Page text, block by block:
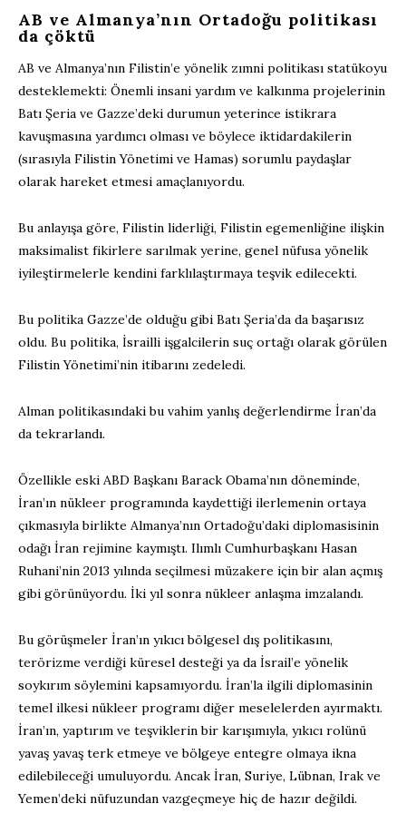
AB ve Almanya’nın Ortadoğu politikası
da çöktü
AB ve Almanya’nın Filistin’e yönelik zımni politikası statükoyu
desteklemekti: Önemli insani yardım ve kalkınma projelerinin
Batı Şeria ve Gazze’deki durumun yeterince istikrara
kavuşmasına yardımcı olması ve böylece iktidardakilerin
(sırasıyla Filistin Yönetimi ve Hamas) sorumlu paydaşlar
olarak hareket etmesi amaçlanıyordu.
Bu anlayışa göre, Filistin liderliği, Filistin egemenliğine ilişkin
maksimalist fikirlere sarılmak yerine, genel nüfusa yönelik
iyileştirmelerle kendini farklılaştırmaya teşvik edilecekti.
Bu politika Gazze’de olduğu gibi Batı Şeria’da da başarısız
oldu. Bu politika, İsrailli işgalcilerin suç ortağı olarak görülen
Filistin Yönetimi’nin itibarını zedeledi.
Alman politikasındaki bu vahim yanlış değerlendirme İran’da
da tekrarlandı.
Özellikle eski ABD Başkanı Barack Obama’nın döneminde,
İran’ın nükleer programında kaydettiği ilerlemenin ortaya
çıkmasıyla birlikte Almanya’nın Ortadoğu’daki diplomasisinin
odağı İran rejimine kaymıştı. Ilımlı Cumhurbaşkanı Hasan
Ruhani’nin 2013 yılında seçilmesi müzakere için bir alan açmış
gibi görünüyordu. İki yıl sonra nükleer anlaşma imzalandı.
Bu görüşmeler İran’ın yıkıcı bölgesel dış politikasını,
terörizme verdiği küresel desteği ya da İsrail’e yönelik
soykırım söylemini kapsamıyordu. İran’la ilgili diplomasinin
temel ilkesi nükleer programı diğer meselelerden ayırmaktı.
İran’ın, yaptırım ve teşviklerin bir karışımıyla, yıkıcı rolünü
yavaş yavaş terk etmeye ve bölgeye entegre olmaya ikna
edilebileceği umuluyordu. Ancak İran, Suriye, Lübnan, Irak ve
Yemen’deki nüfuzundan vazgeçmeye hiç de hazır değildi.